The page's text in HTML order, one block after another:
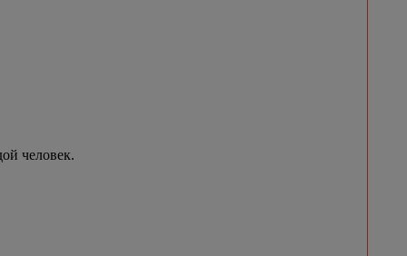
человек.